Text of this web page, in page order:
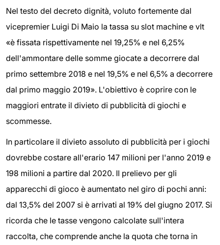
Nel testo del decreto dignità, voluto fortemente dal
vicepremier Luigi Di Maio la tassa su slot machine e vlt
«è fissata rispettivamente nel 19,25% e nel 6,25%
dell'ammontare delle somme giocate a decorrere dal
primo settembre 2018 e nel 19,5% e nel 6,5% a decorrere
dal primo maggio 2019». L'obiettivo è coprire con le
maggiori entrate il divieto di pubblicità di giochi e
scommesse.
In particolare il divieto assoluto di pubblicità per i giochi
dovrebbe costare all'erario 147 milioni per l'anno 2019 e
198 milioni a partire dal 2020. Il prelievo per gli
apparecchi di gioco è aumentato nel giro di pochi anni:
dal 13,5% del 2007 si è arrivati al 19% del giugno 2017. Si
ricorda che le tasse vengono calcolate sull'intera
raccolta, che comprende anche la quota che torna in